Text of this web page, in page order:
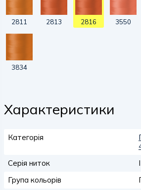
2811 2813 2816 3550
3834
Характеристики
Категорія
Серія ниток
Група кольорів